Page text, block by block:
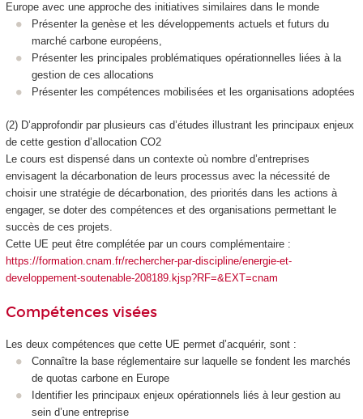
Europe avec une approche des initiatives similaires dans le monde
Présenter la genèse et les développements actuels et futurs du
marché carbone européens,
Présenter les principales problématiques opérationnelles liées à la
gestion de ces allocations
Présenter les compétences mobilisées et les organisations adoptées
(2) D’approfondir par plusieurs cas d’études illustrant les principaux enjeux
de cette gestion d’allocation CO2
Le cours est dispensé dans un contexte où nombre d’entreprises
envisagent la décarbonation de leurs processus avec la nécessité de
choisir une stratégie de décarbonation, des priorités dans les actions à
engager, se doter des compétences et des organisations permettant le
succès de ces projets.
Cette UE peut être complétée par un cours complémentaire :
https://formation.cnam.fr/rechercher-par-discipline/energie-et-
developpement-soutenable-208189.kjsp?RF=&EXT=cnam
Compétences visées
Les deux compétences que cette UE permet d’acquérir, sont :
Connaître la base réglementaire sur laquelle se fondent les marchés
de quotas carbone en Europe
Identifier les principaux enjeux opérationnels liés à leur gestion au
sein d’une entreprise